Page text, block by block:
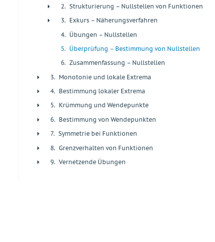
+ 2. Strukturierung – Nullstellen von Funktionen
+ 3. Exkurs – Näherungsverfahren
4. Übungen – Nullstellen
5. Überprüfung – Bestimmung von Nullstellen
6. Zusammenfassung – Nullstellen
+ 3. Monotonie und lokale Extrema
+ 4. Bestimmung lokaler Extrema
+ 5. Krümmung und Wendepunkte
+ 6. Bestimmung von Wendepunkten
+ 7. Symmetrie bei Funktionen
+ 8. Grenzverhalten von Funktionen
+ 9. Vernetzende Übungen